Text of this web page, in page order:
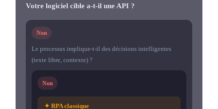
Votre logiciel cible a-t-il une API ?
Non
Le processus implique-t-il des décisions intelligentes
(texte libre, contexte) ?
Non
✦ RPA classique